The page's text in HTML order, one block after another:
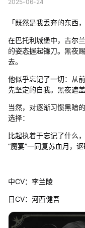
2025-06-24
「既然是我丢弃的东西
在巴托利城堡中，吉尔
的姿态握起镰刀。黑夜
去。
他似乎忘记了一切：从
先坚定的自我。黑夜遮
当然，对逐渐习惯黑暗
选择：
比起执着于忘记了什么
“魔宴”一同复苏血月，讴
中CV：李兰陵
日CV：河西健吾